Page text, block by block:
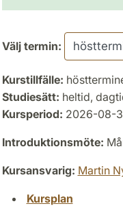
Välj termin:
Kurstillfälle:
Studiesätt: heltid,
Kursperiod: 2026-08-
Introduktionsmöte:
Kursansvarig: Martin
Kursplan